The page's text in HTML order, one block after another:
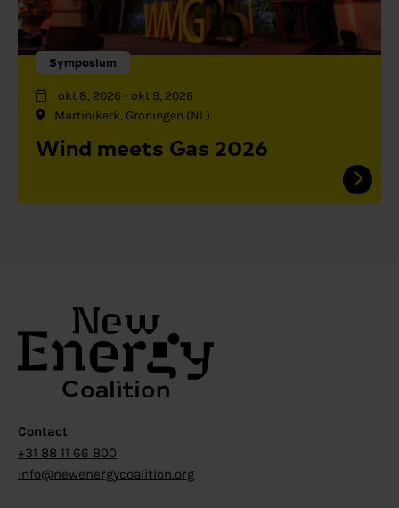
Symposium
okt 8, 2026 - okt 9, 2026
Martinikerk, Groningen (NL)
Wind meets Gas 2026
Contact
+31 88 11 66 800
info@newenergycoalition.org